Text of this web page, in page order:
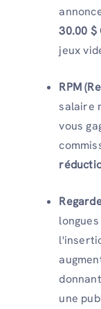
30.00 $
jeux
RPM
salaire
vous
une